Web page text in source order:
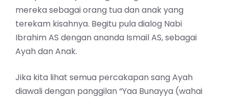
mereka sebagai orang tua dan anak yang
terekam kisahnya. Begitu pula dialog Nabi
Ibrahim AS dengan ananda Ismail AS, sebagai
Ayah dan Anak.
Jika kita lihat semua percakapan sang Ayah
diawali dengan panggilan “Yaa Bunayya (wahai